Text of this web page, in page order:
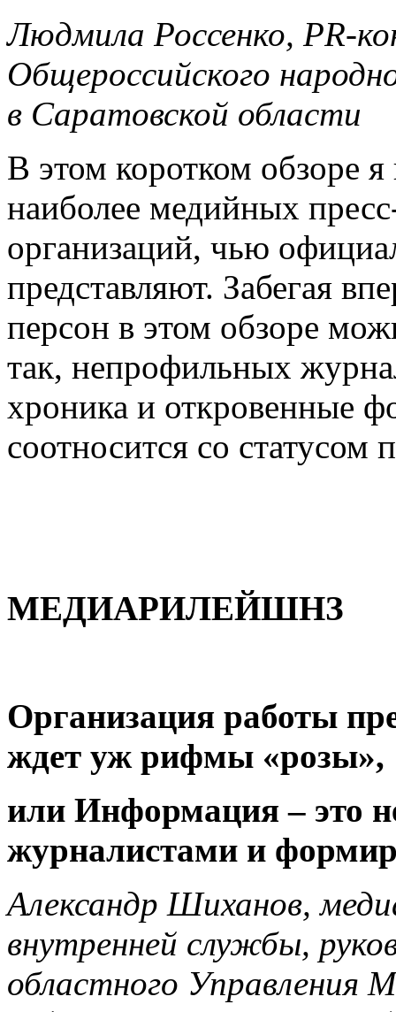
Людмила Россенко, PR-
Общероссийского
в Саратовской области
В этом коротком обзоре
наиболее медийных
организаций, чью
представляют. Забегая
персон в этом обзоре
так, непрофильных
хроника и откровенные
соотносится со статусом
МЕДИАРИЛЕЙШНЗ
Организация работы
ждет уж рифмы «розы»,
или Информация – это
журналистами и
Александр Шиханов,
внутренней службы,
областного Управления